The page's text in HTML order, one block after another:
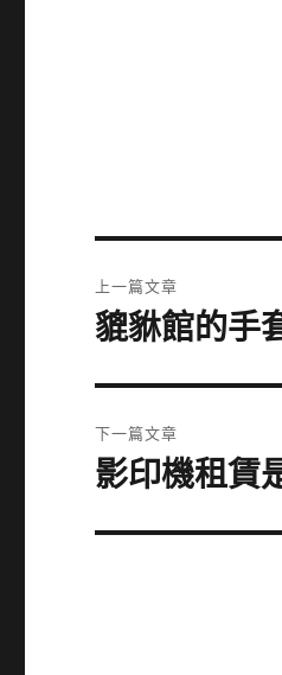
章
上一篇文章
上
篇
文
章:
貔貅館的手
下一篇文章
下
篇
影印機租賃